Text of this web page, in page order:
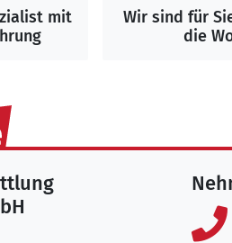
mit
Wir sind für
die